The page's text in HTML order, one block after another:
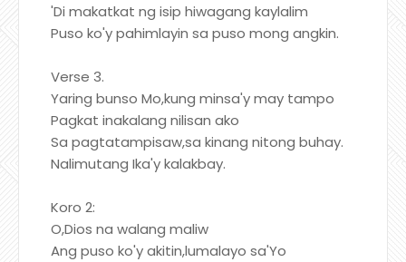
'Di makatkat ng isip hiwagang kaylalim
Puso ko'y pahimlayin sa puso mong angkin.
Verse 3.
Yaring bunso Mo,kung minsa'y may tampo
Pagkat inakalang nilisan ako
Sa pagtatampisaw,sa kinang nitong buhay.
Nalimutang Ika'y kalakbay.
Koro 2:
O,Dios na walang maliw
Ang puso ko'y akitin,lumalayo sa'Yo